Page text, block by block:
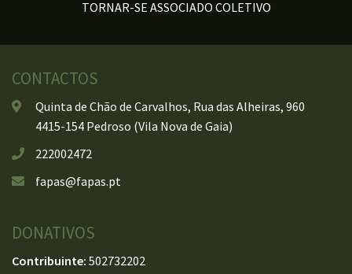
TORNAR-SE ASSOCIADO COLETIVO
CONTACTOS
Quinta de Chão de Carvalhos, Rua das Alheiras, 960
4415-154 Pedroso (Vila Nova de Gaia)
222002472
fapas@fapas.pt
DONATIVOS
Contribuinte: 502732202